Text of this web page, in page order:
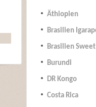
Äthiopien
Brasilien
Brasilien Sweet
Burundi
DR Kongo
Costa Rica